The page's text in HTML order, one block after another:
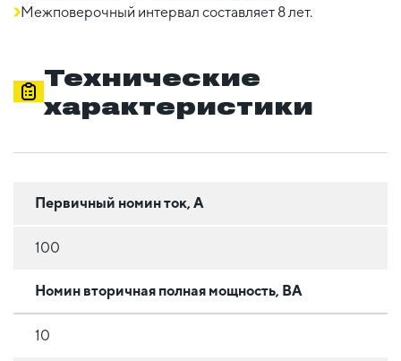
Межповерочный интервал составляет 8 лет.
Технические
характеристики
Первичный номин ток, А
100
Номин вторичная полная мощность, ВА
10